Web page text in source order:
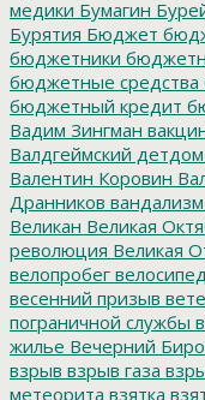
медики Бумагин
Бурятия Бюджет
бюджетники
бюджетные средства
бюджетный кредит
Вадим Зингман
Валдгеймский детдом
Валентин Коровин
Дранников вандализм
Великан Великая
революция Великая
велопробег велосипед
весенний призыв
пограничной службы
жилье Вечерний
взрыв взрыв газа
метеорита взятка